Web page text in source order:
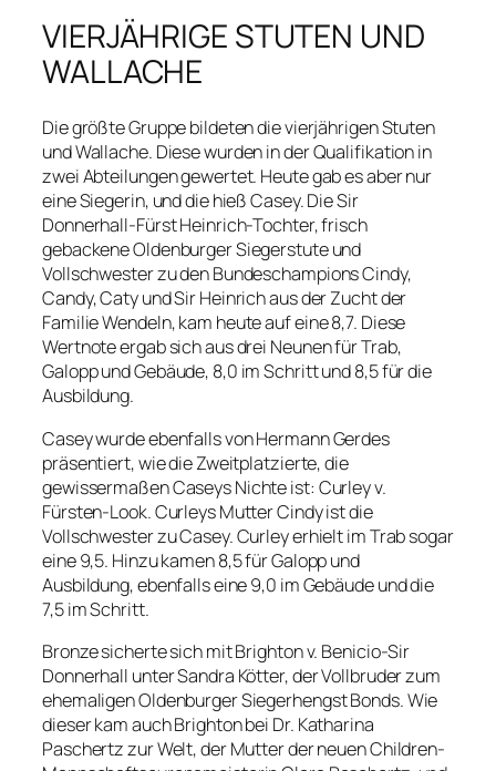
VIERJÄHRIGE STUTEN UND
WALLACHE
Die größte Gruppe bildeten die vierjährigen Stuten
und Wallache. Diese wurden in der Qualifikation in
zwei Abteilungen gewertet. Heute gab es aber nur
eine Siegerin, und die hieß Casey. Die Sir
Donnerhall-Fürst Heinrich-Tochter, frisch
gebackene Oldenburger Siegerstute und
Vollschwester zu den Bundeschampions Cindy,
Candy, Caty und Sir Heinrich aus der Zucht der
Familie Wendeln, kam heute auf eine 8,7. Diese
Wertnote ergab sich aus drei Neunen für Trab,
Galopp und Gebäude, 8,0 im Schritt und 8,5 für die
Ausbildung.
Casey wurde ebenfalls von Hermann Gerdes
präsentiert, wie die Zweitplatzierte, die
gewissermaßen Caseys Nichte ist: Curley v.
Fürsten-Look. Curleys Mutter Cindy ist die
Vollschwester zu Casey. Curley erhielt im Trab sogar
eine 9,5. Hinzu kamen 8,5 für Galopp und
Ausbildung, ebenfalls eine 9,0 im Gebäude und die
7,5 im Schritt.
Bronze sicherte sich mit Brighton v. Benicio-Sir
Donnerhall unter Sandra Kötter, der Vollbruder zum
ehemaligen Oldenburger Siegerhengst Bonds. Wie
dieser kam auch Brighton bei Dr. Katharina
Paschertz zur Welt, der Mutter der neuen Children-